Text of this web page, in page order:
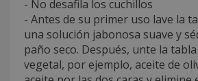
- No desafila los cuchillos
- Antes de su primer uso lave la
una solución jabonosa suave y
paño seco. Después, unte la
vegetal, por ejemplo, aceite de